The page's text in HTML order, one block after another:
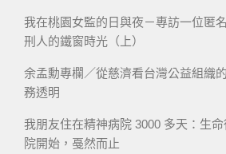
我在桃園女監的日與夜－專訪一位匿
刑人的鐵窗時光（上）
余孟勳專欄／從慈濟看台灣公益組織
務透明
我朋友住在精神病院 3000 多天：生
院開始，戞然而止